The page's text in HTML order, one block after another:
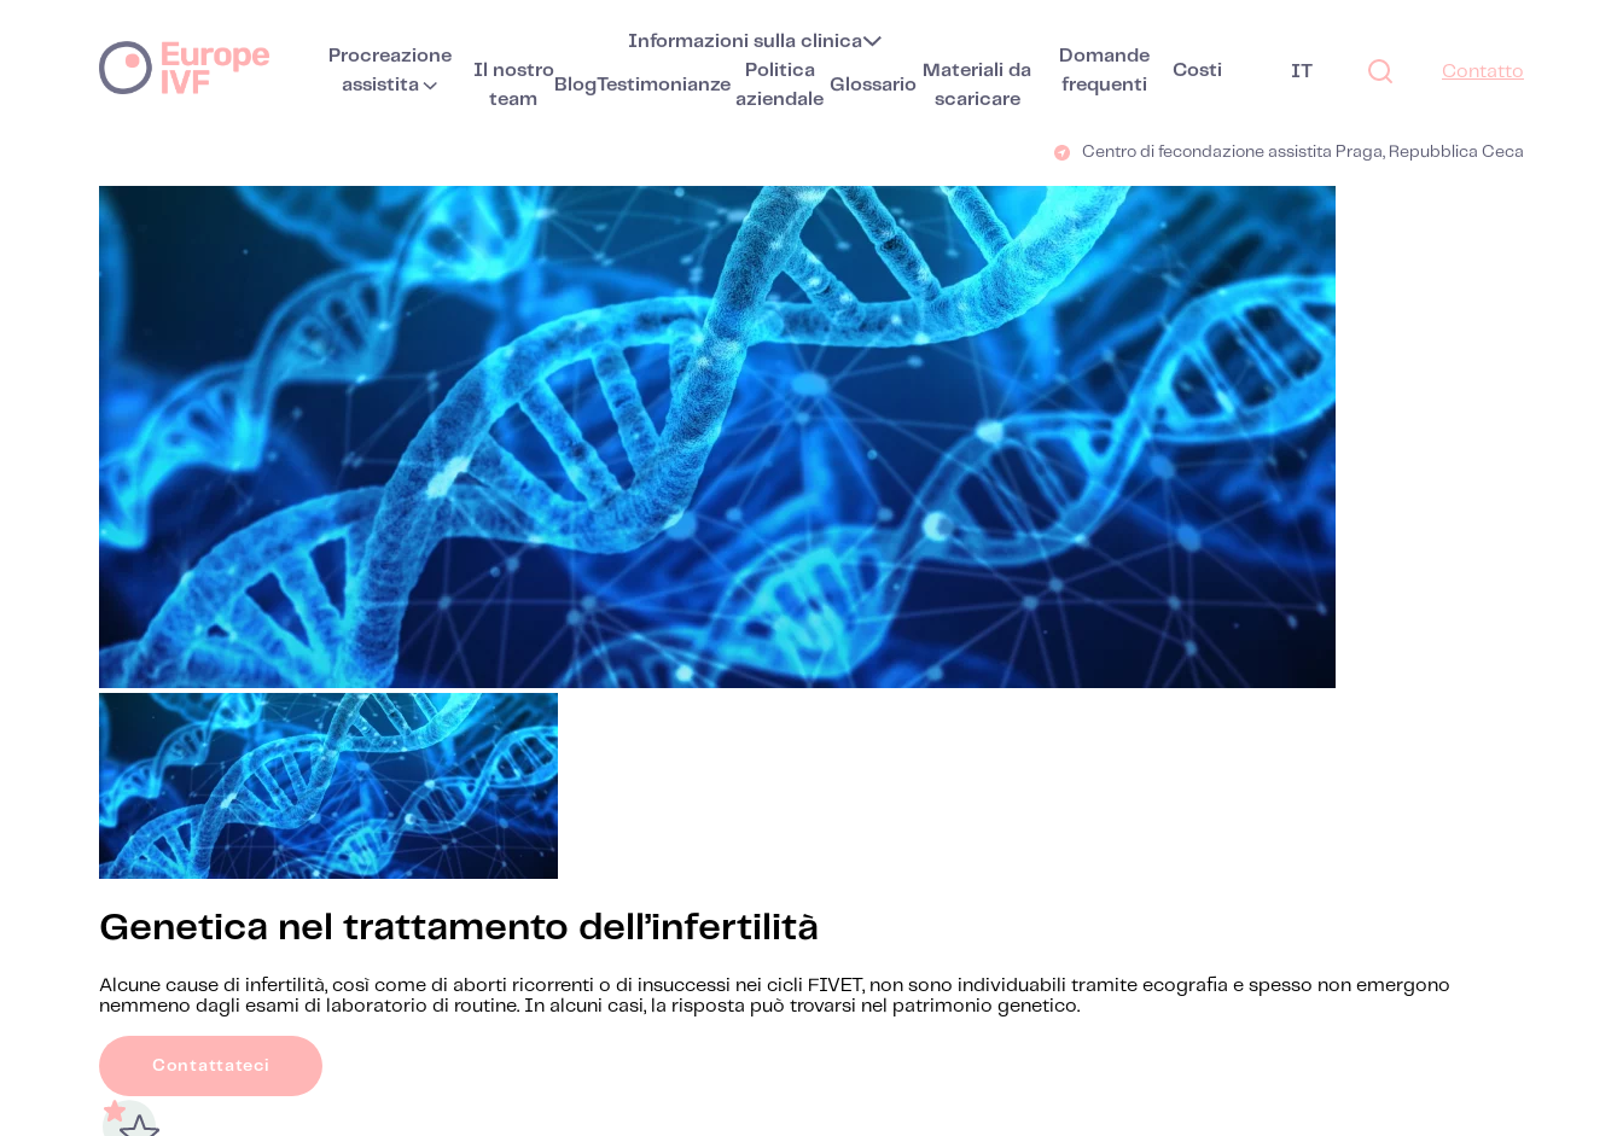
Procreazione
assistita
Informazioni sulla clinica
Il nostro
team
BlogTestimonianze
Politica
aziendale
Glossario
Materiali da
scaricare
Domande
frequenti
Costi IT Contatto
Centro di fecondazione assistita Praga, Repubblica Ceca
Genetica nel trattamento dell’infertilità
Alcune cause di infertilità, così come di aborti ricorrenti o di insuccessi nei cicli FIVET, non sono individuabili tramite ecografia e spesso non emergono
nemmeno dagli esami di laboratorio di routine. In alcuni casi, la risposta può trovarsi nel patrimonio genetico.
Contattateci